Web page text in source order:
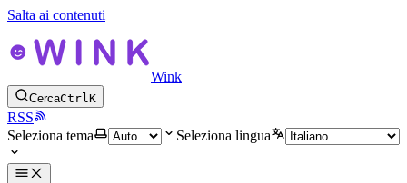
Salta ai contenuti
Wink
CercaCtrlK
RSS
Seleziona tema
Seleziona lingua